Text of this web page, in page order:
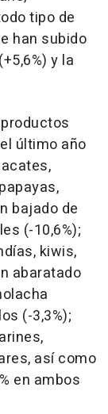
tipo de
han subido
y la
último año
bajado de
(-10,6%);
kiwis,
abaratado
(-3,3%);
así como
en ambos